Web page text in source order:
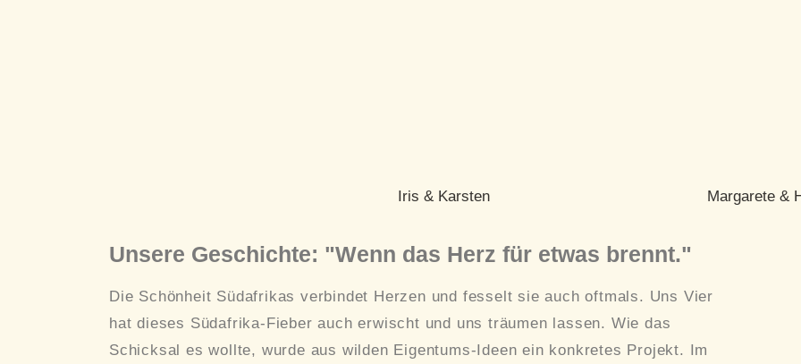
Iris & Karsten Margarete &
Unsere Geschichte: "Wenn das Herz für etwas brennt."
Die Schönheit Südafrikas verbindet Herzen und fesselt sie auch oftmals. Uns Vier
hat dieses Südafrika-Fieber auch erwischt und uns träumen lassen. Wie das
Schicksal es wollte, wurde aus wilden Eigentums-Ideen ein konkretes Projekt. Im